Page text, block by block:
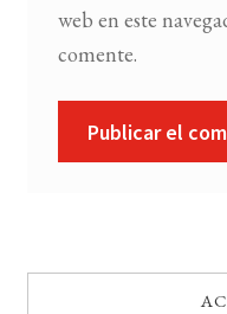
web en este
comente.